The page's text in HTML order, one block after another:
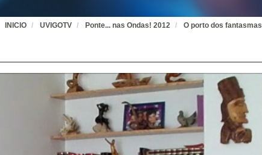
INICIO UVIGOTV Ponte... nas Ondas! 2012 O porto dos fantasmas